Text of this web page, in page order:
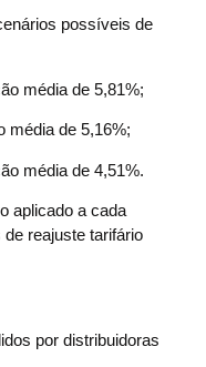
possíveis de
média de 5,81%;
média de 5,16%;
média de 4,51%.
aplicado a cada
reajuste tarifário
por distribuidoras